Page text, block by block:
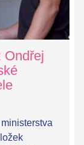
Ondřej